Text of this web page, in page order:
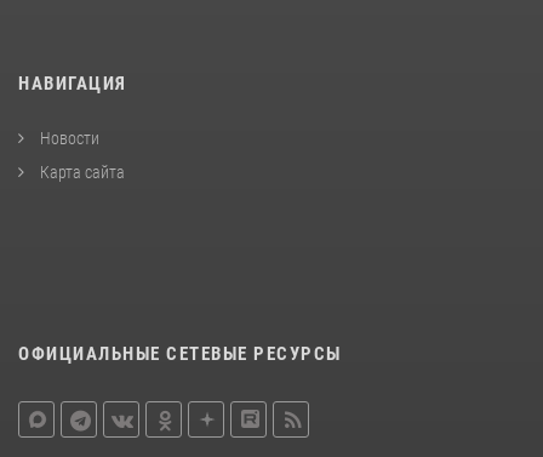
НАВИГАЦИЯ
Новости
Карта сайта
ОФИЦИАЛЬНЫЕ СЕТЕВЫЕ РЕСУРСЫ